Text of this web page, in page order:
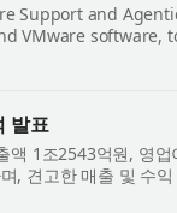
Support and
VMware software,
...
발표
1조2543억원, 영
, 견고한 매출 및 수